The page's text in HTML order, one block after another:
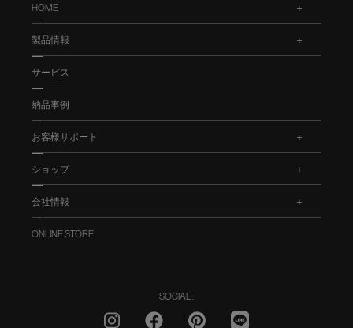
HOME
製品情報
サービス
納品事例
お客様サポート
ショップ
会社情報
ONLINE STORE
SOCIAL :